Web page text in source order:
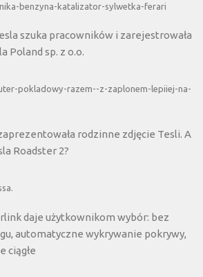
benzyna-katalizator-sylwetka-ferari
szuka pracowników i zarejestrowała
Poland sp. z o.o.
pokladowy-razem--z-zaplonem-lepiiej-na-
rodzinne zdjęcie Tesli. A
Roadster 2?
daje użytkownikom wybór: bez
automatyczne wykrywanie pokrywy,
ciągłe